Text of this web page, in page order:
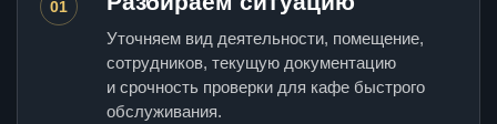
01
Уточняем вид деятельности, помещение,
сотрудников, текущую документацию
и срочность проверки для кафе быстрого
обслуживания.